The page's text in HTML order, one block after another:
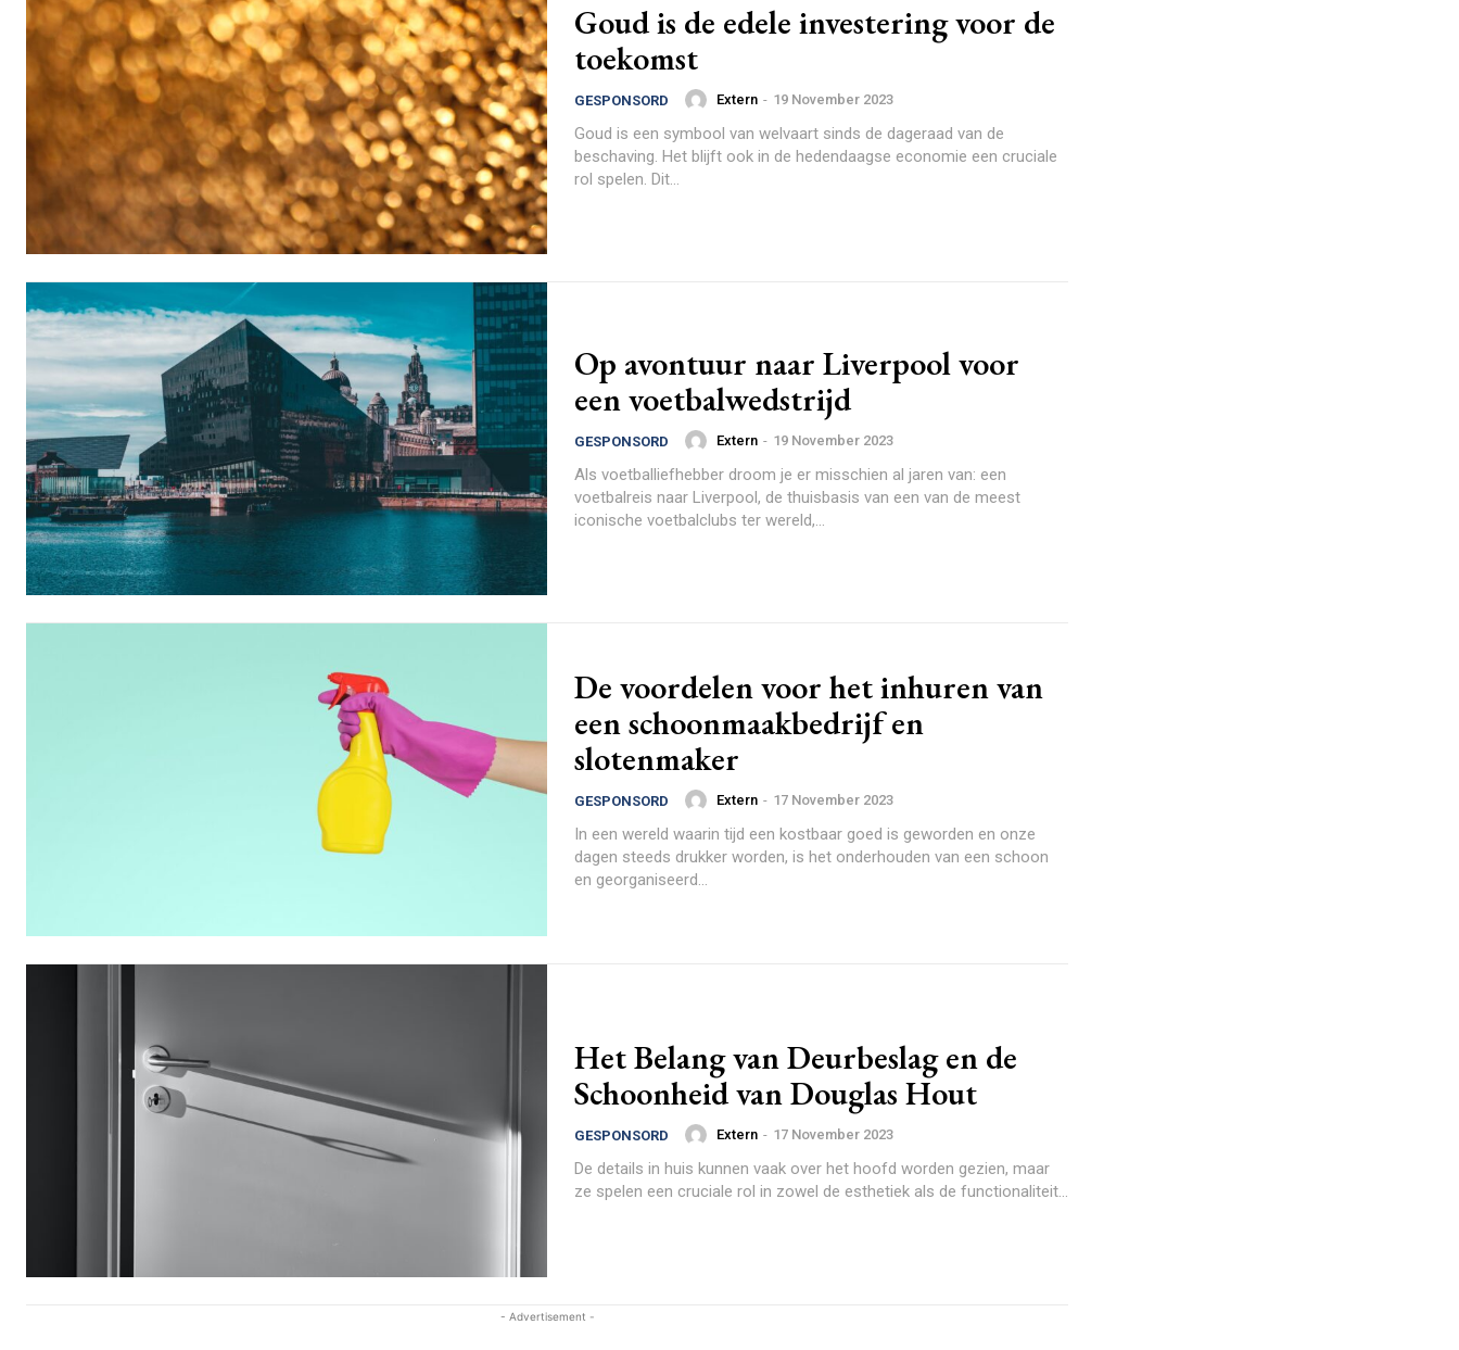
Goud is de edele investering voor de
toekomst
GESPONSORD Extern - 19 November 2023
Goud is een symbool van welvaart sinds de dageraad van de
beschaving. Het blijft ook in de hedendaagse economie een cruciale
rol spelen. Dit...
Op avontuur naar Liverpool voor
een voetbalwedstrijd
GESPONSORD Extern - 19 November 2023
Als voetballiefhebber droom je er misschien al jaren van: een
voetbalreis naar Liverpool, de thuisbasis van een van de meest
iconische voetbalclubs ter wereld,...
De voordelen voor het inhuren van
een schoonmaakbedrijf en
slotenmaker
GESPONSORD Extern - 17 November 2023
In een wereld waarin tijd een kostbaar goed is geworden en onze
dagen steeds drukker worden, is het onderhouden van een schoon
en georganiseerd...
Het Belang van Deurbeslag en de
Schoonheid van Douglas Hout
GESPONSORD Extern - 17 November 2023
De details in huis kunnen vaak over het hoofd worden gezien, maar
ze spelen een cruciale rol in zowel de esthetiek als de functionaliteit...
- Advertisement -